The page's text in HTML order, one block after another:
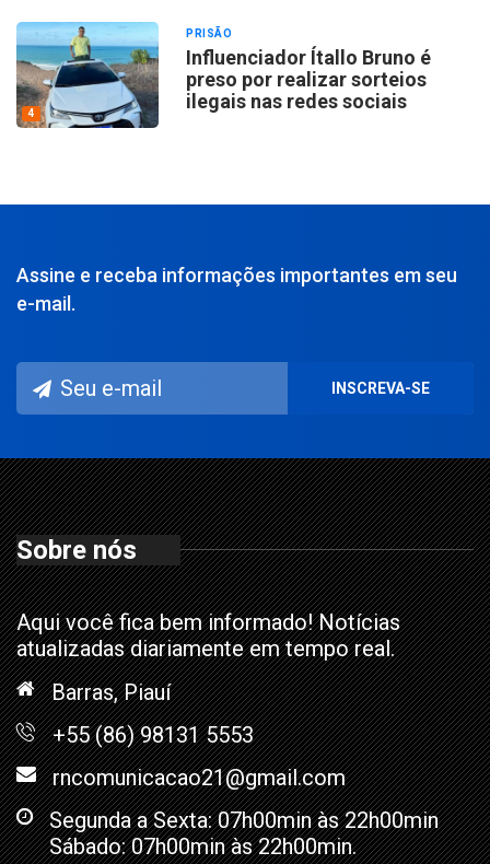
4
PRISÃO
Influenciador Ítallo Bruno é
preso por realizar sorteios
ilegais nas redes sociais
Assine e receba informações importantes em seu
e-mail.
Sobre nós
Aqui você fica bem informado! Notícias
atualizadas diariamente em tempo real.
Barras, Piauí
+55 (86) 98131 5553
rncomunicacao21@gmail.com
Segunda a Sexta: 07h00min às 22h00min
Sábado: 07h00min às 22h00min.